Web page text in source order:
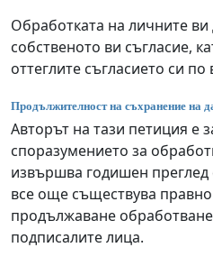
Обработката на личните
собственото ви съгласие,
оттеглите съгласието си по
Продължителност на съхранение на
Авторът на тази петиция е
споразумението за
извършва годишен преглед
все още съществува
продължаване
подписалите лица.